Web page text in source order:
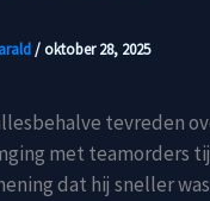
/ oktober 28, 2025
tevreden
met teamorders
dat hij sneller